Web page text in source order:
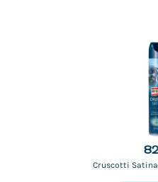
Cruscotti